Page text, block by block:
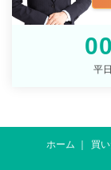
平
ホーム 買